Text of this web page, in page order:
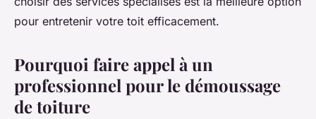
pour entretenir votre toit efficacement.
Pourquoi faire appel à un
professionnel pour le démoussage
de toiture